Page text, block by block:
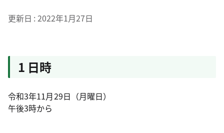
更新日 2022年1月27日
1 日時
令和3年11月29日（月曜日）
午後3時から